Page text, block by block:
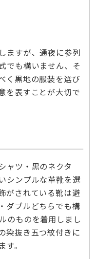
ますが、通夜に参列
でも構いません、そ
く黒地の服装を選び
を表すことが大切で
ャツ・黒のネクタ
シンプルな革靴を選
がされている靴は避
ダブルどちらでも構
のものを着用しまし
染抜き五つ紋付きに
。